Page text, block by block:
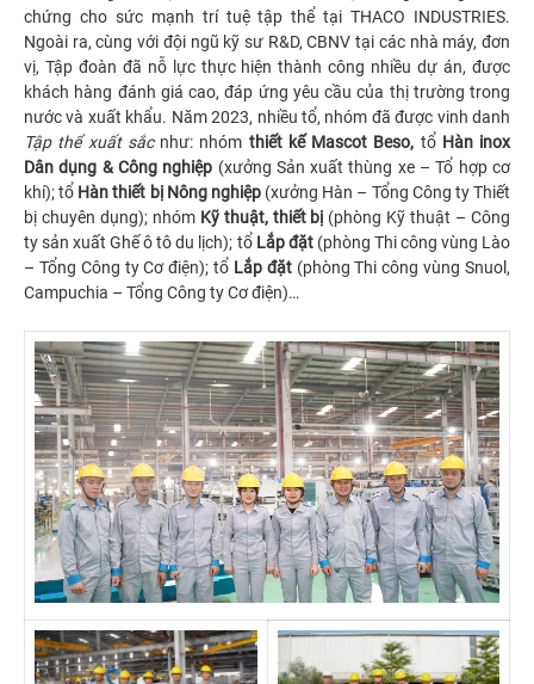
chứng cho sức mạnh trí tuệ tập thể tại THACO INDUSTRIES.
Ngoài ra, cùng với đội ngũ kỹ sư R&D, CBNV tại các nhà máy, đơn
vị, Tập đoàn đã nỗ lực thực hiện thành công nhiều dự án, được
khách hàng đánh giá cao, đáp ứng yêu cầu của thị trường trong
nước và xuất khẩu. Năm 2023, nhiều tổ, nhóm đã được vinh danh
Tập thể xuất sắc như: nhóm thiết kế Mascot Beso, tổ Hàn inox
Dân dụng & Công nghiệp (xưởng Sản xuất thùng xe – Tổ hợp cơ
khí); tổ Hàn thiết bị Nông nghiệp(xưởng Hàn – Tổng Công ty Thiết
bị chuyên dụng); nhóm Kỹ thuật, thiết bị (phòng Kỹ thuật – Công
ty sản xuất Ghế ô tô du lịch); tổ Lắp đặt(phòng Thi công vùng Lào
– Tổng Công ty Cơ điện); tổ Lắp đặt(phòng Thi công vùng Snuol,
Campuchia – Tổng Công ty Cơ điện)…